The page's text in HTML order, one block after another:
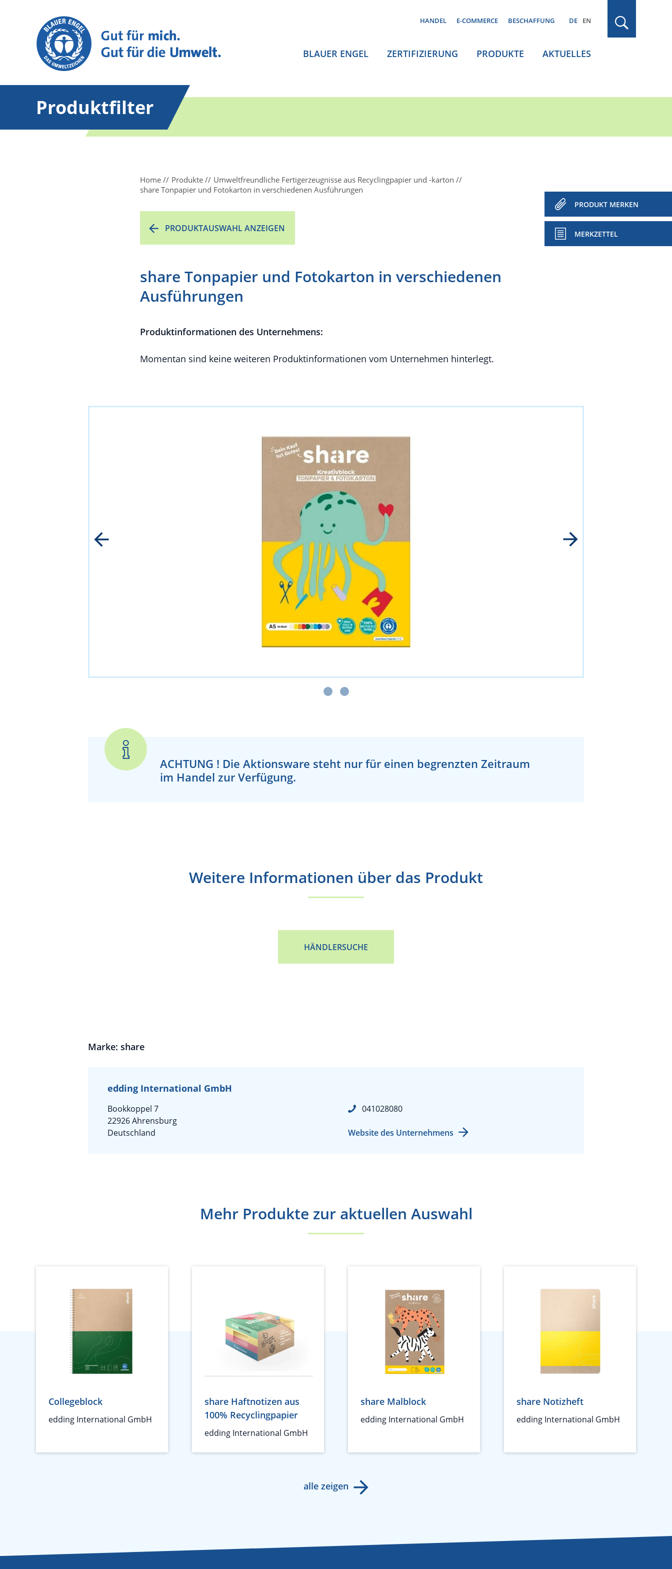
HANDEL E-COMMERCE BESCHAFFUNG DE EN
BLAUER ENGEL ZERTIFIZIERUNG PRODUKTE AKTUELLES
Produktfilter
Home Produkte
Umweltfreundliche Fertigerzeugnisse aus Recyclingpapier und -karton
share Tonpapier und Fotokarton in verschiedenen Ausführungen
PRODUKTAUSWAHL ANZEIGEN
PRODUKT MERKEN
MERKZETTEL
share Tonpapier und Fotokarton in verschiedenen
Ausführungen
Produktinformationen des Unternehmens:
Momentan sind keine weiteren Produktinformationen vom Unternehmen hinterlegt.
ACHTUNG ! Die Aktionsware steht nur für einen begrenzten Zeitraum
im Handel zur Verfügung.
Weitere Informationen über das Produkt
HÄNDLERSUCHE
Marke: share
edding International GmbH
Bookkoppel 7
22926 Ahrensburg
Deutschland
041028080
Website des Unternehmens
Mehr Produkte zur aktuellen Auswahl
Collegeblock
edding International GmbH
share Haftnotizen aus
100% Recyclingpapier
edding International GmbH
share Malblock
edding International GmbH
share Notizheft
edding International GmbH
alle zeigen